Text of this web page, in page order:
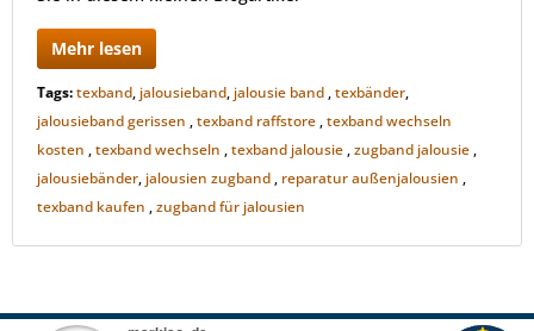
Mehr lesen
Tags:texband, jalousieband, jalousie band ,texbänder,
jalousieband gerissen ,texband raffstore ,texband wechseln
kosten ,texband wechseln ,texband jalousie ,zugband jalousie ,
jalousiebänder, jalousien zugband , reparatur außenjalousien ,
texband kaufen ,zugband für jalousien